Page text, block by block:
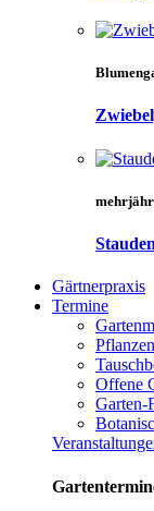
Stauden
Gärtnerpraxis
Termine
Offene
Garten-